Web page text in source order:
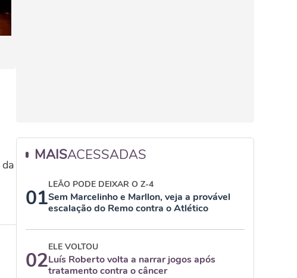
MAISACESSADAS
01
LEÃO PODE DEIXAR O Z-4
Sem Marcelinho e Marllon, veja a provável
escalação do Remo contra o Atlético
02
ELE VOLTOU
Luís Roberto volta a narrar jogos após
tratamento contra o câncer